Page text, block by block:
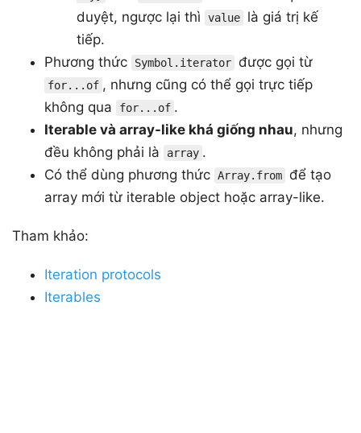
duyệt, ngược lại thì
value
là giá trị kế
tiếp.
Phương thức
Symbol.iterator được gọi từ
for...of , nhưng cũng có thể gọi trực tiếp
không qua
for...of .
Iterable và array-like khá giống nhau, nhưng
đều không phải là
array .
Có thể dùng phương thức Array.from
để tạo
array mới từ iterable object hoặc array-like.
Tham khảo:
Iteration protocols
Iterables